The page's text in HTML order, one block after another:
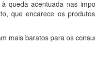
queda acentuada nas
que encarece os
mais baratos para os